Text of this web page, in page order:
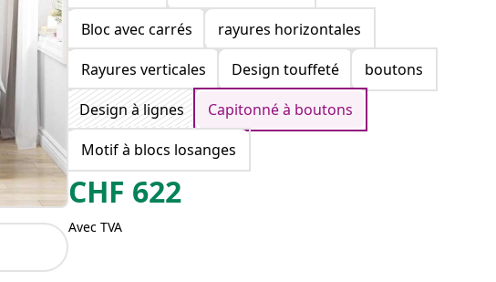
Bloc avec carrés
rayures horizontales
Rayures verticales
Design touffeté
boutons
Design à lignes
Capitonné à boutons
Motif à blocs losanges
CHF 622
Avec TVA